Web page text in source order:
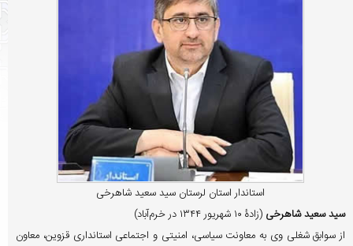
استاندار استان لرستان سید سعید شاهرخی
سید سعید شاهرخی (زادۀ ۱۰ شهریور ۱۳۴۴ در خرم‌آباد)
از سوابق شغلی وی به معاونت سیاسی، امنیتی و اجتماعی استانداری قزوین، معاون